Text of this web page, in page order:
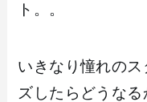
ト。。
いきなり憧れの
ズしたらどうな